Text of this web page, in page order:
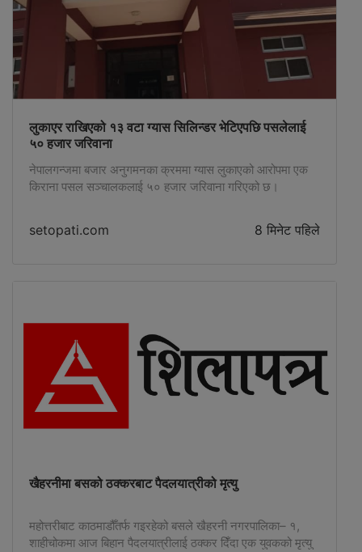
लुकाएर राखिएको १३ वटा ग्यास सिलिन्डर भेटिएपछि पसलेलाई
५० हजार जरिवाना
नेपालगन्जमा बजार अनुगमनका क्रममा ग्यास लुकाएको आरोपमा एक
किराना पसल सञ्चालकलाई ५० हजार जरिवाना गरिएको छ।
setopati.com 8 मिनेट पहिले
खैहरनीमा बसको ठक्करबाट पैदलयात्रीको मृत्यु
महोत्तरीबाट काठमाडौँतर्फ गइरहेको बसले खैहरनी नगरपालिका– १,
शाहीचोकमा आज बिहान पैदलयात्रीलाई ठक्कर दिँदा एक युवकको मृत्यु